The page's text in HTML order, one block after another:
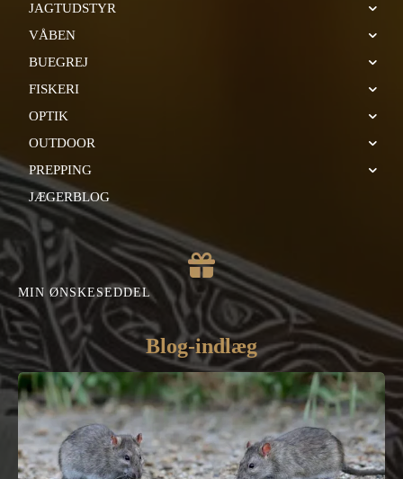
JAGTUDSTYR
VÅBEN
BUEGREJ
FISKERI
OPTIK
OUTDOOR
PREPPING
JÆGERBLOG
MIN ØNSKESEDDEL
Blog-indlæg